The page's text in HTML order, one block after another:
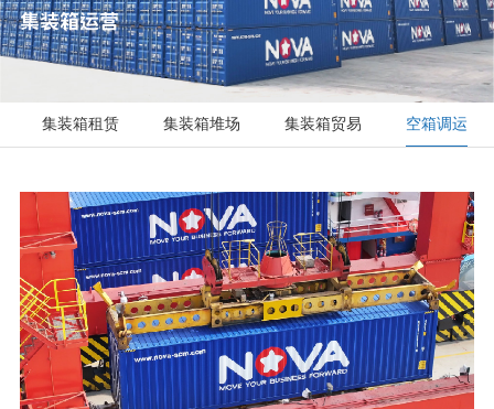
集装箱运营
集装箱租赁 集装箱堆场 集装箱贸易 空箱调运